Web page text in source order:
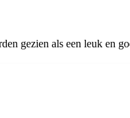
gezien als een leuk en